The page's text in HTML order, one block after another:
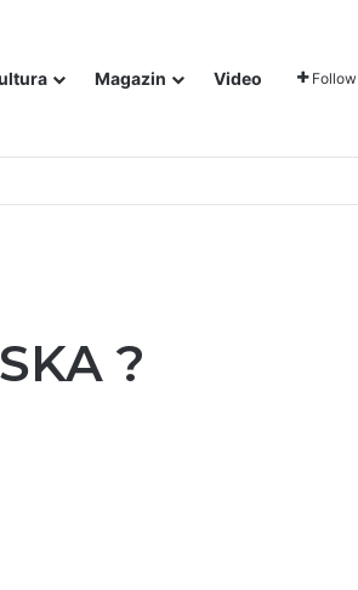
Magazin Video Follow
?